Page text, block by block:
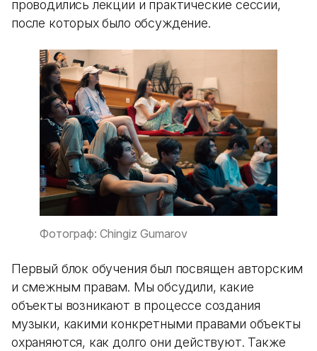
проводились лекции и практические сессии,
после которых было обсуждение.
Фотограф: Chingiz Gumarov
Первый блок обучения был посвящен авторским
и смежным правам. Мы обсудили, какие
объекты возникают в процессе создания
музыки, какими конкретными правами объекты
охраняются, как долго они действуют. Также